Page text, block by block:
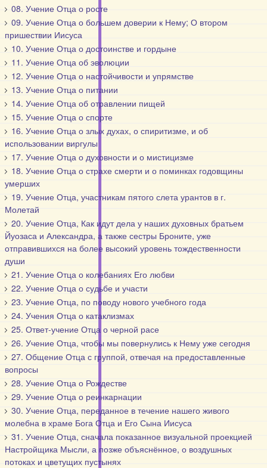
08. Учение Отца о росте
09. Учение Отца о большем доверии к Нему; О втором
пришествии Иисуса
10. Учение Отца о достоинстве и гордыне
11. Учение Отца об эволюции
12. Учение Отца о настойчивости и упрямстве
13. Учение Отца о питании
14. Учение Отца об отравлении пищей
15. Учение Отца о спорте
16. Учение Отца о злых духах, о спиритизме, и об
использовании виргулы
17. Учение Отца о духовности и о мистицизме
18. Учение Отца о страхе смерти и о поминках годовщины
умерших
19. Учение Отца, участникам пятого слета урантов в г.
Молетай
20. Учение Отца, Как идут дела у наших духовных братьем
Йуозаса и Александра, а также сестры Броните, уже
отправившихся на более высокий уровень тождественности
души
21. Учение Отца о колебаниях Его любви
22. Учение Отца о судьбе и участи
23. Учение Отца, по поводу нового учебного года
24. Учения Отца о катаклизмах
25. Ответ-учение Отца о черной расе
26. Учение Отца, чтобы мы повернулись к Нему уже сегодня
27. Общение Отца с группой, отвечая на предоставленные
вопросы
28. Учение Отца о Рождестве
29. Учение Отца о реинкарнации
30. Учение Отца, переданное в течение нашего живого
молебна в храме Бога Отца и Его Сына Иисуса
31. Учение Отца, сначала показанное визуальной проекцией
Настройщика Мысли, а позже объяснённое, о воздушных
потоках и цветущих пустынях